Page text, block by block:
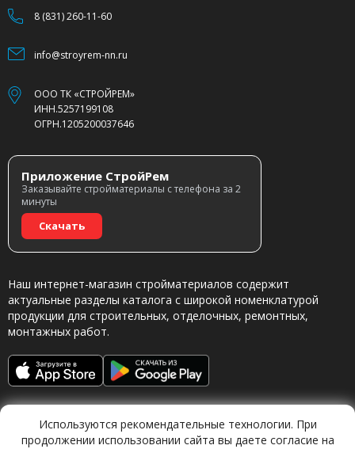
8 (831) 260-11-60
info@stroyrem-nn.ru
ООО ТК «СТРОЙРЕМ»
ИНН.5257199108
ОГРН.1205200037646
Приложение СтройРем
Заказывайте стройматериалы с телефона за 2
минуты
Скачать
Наш интернет-магазин стройматериалов содержит
актуальные разделы каталога с широкой номенклатурой
продукции для строительных, отделочных, ремонтных,
монтажных работ.
Используются рекомендательные технологии. При
продолжении использовании сайта вы даете согласие на